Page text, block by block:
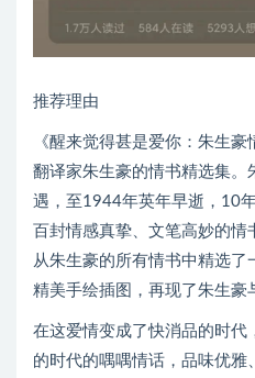
推荐理由
《醒来觉得甚是爱你：朱生豪
翻译家朱生豪的情书精选集。
遇，至1944年英年早逝，10
百封情感真挚、文笔高妙的情
从朱生豪的所有情书中精选了
精美手绘插图，再现了朱生豪
在这爱情变成了快消品的时代
的时代的喁喁情话，品味优雅